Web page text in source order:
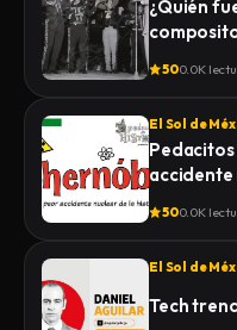
¿Quién
500.0K
El Sol de
accidente
500.0K
El Sol de
Tech